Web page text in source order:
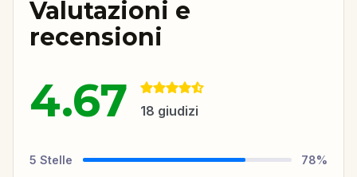
Valutazioni e
recensioni
4.67 18 giudizi
5 Stelle 78%